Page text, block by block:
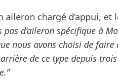
aileron chargé d’appui, et
pas d’aileron spécifique à
nous avons choisi de
arrière de ce type depuis